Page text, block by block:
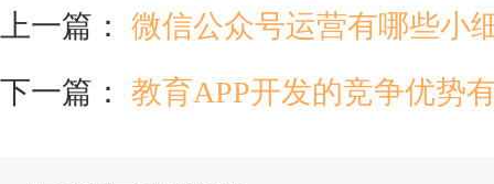
上一篇： 微信公众号运营有哪些小
下一篇： 教育APP开发的竞争优势